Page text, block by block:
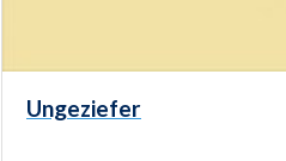
Ungeziefer